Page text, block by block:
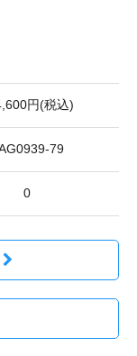
円(税込)
79
0